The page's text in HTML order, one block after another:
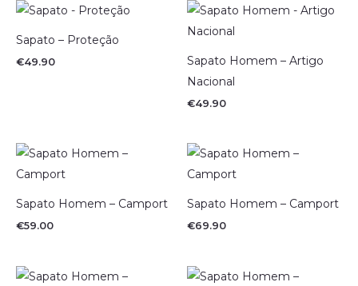
Sapato – Proteção
€49.90
Sapato Homem – Artigo
Nacional
€49.90
Sapato Homem – Camport
€59.00
Sapato Homem – Camport
€69.90